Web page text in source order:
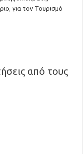
για τον Τουρισμό
από τους